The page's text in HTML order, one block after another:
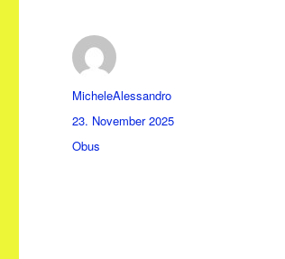
Autor
MicheleAlessandro
Veröffentlicht
am
23. November 2025
Kategorien
Obus